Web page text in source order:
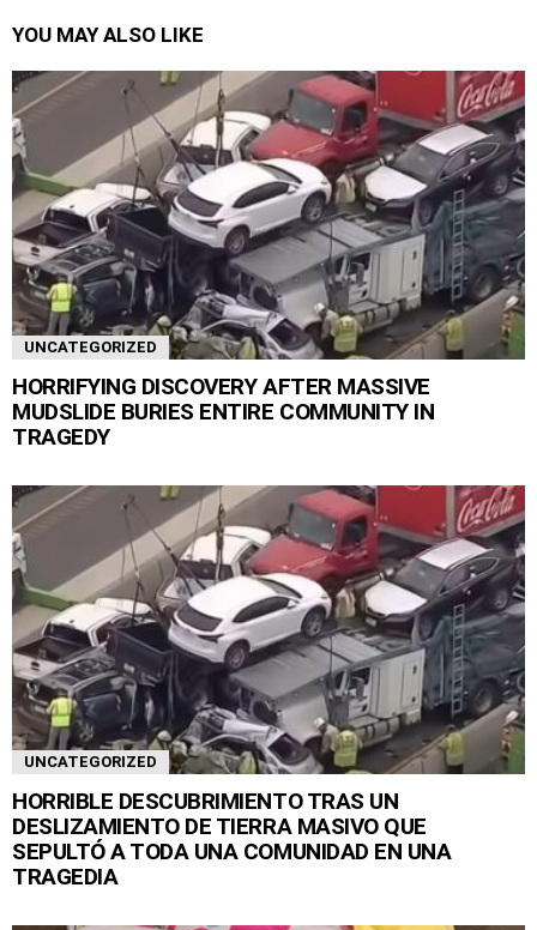
YOU MAY ALSO LIKE
UNCATEGORIZED
HORRIFYING DISCOVERY AFTER MASSIVE
MUDSLIDE BURIES ENTIRE COMMUNITY IN
TRAGEDY
UNCATEGORIZED
HORRIBLE DESCUBRIMIENTO TRAS UN
DESLIZAMIENTO DE TIERRA MASIVO QUE
SEPULTÓ A TODA UNA COMUNIDAD EN UNA
TRAGEDIA